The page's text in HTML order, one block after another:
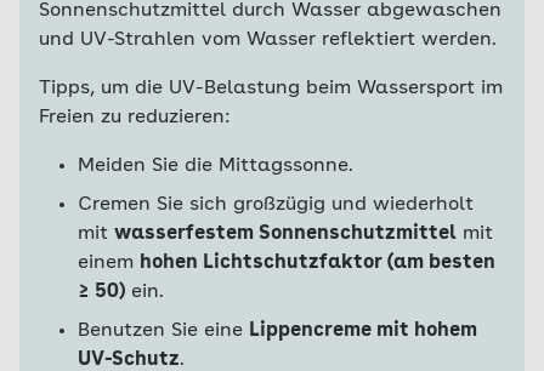
Sonnenschutzmittel durch Wasser abgewaschen
und UV-Strahlen vom Wasser reflektiert werden.
Tipps, um die UV-Belastung beim Wassersport im
Freien zu reduzieren:
Meiden Sie die Mittagssonne.
Cremen Sie sich großzügig und wiederholt
mit wasserfestem Sonnenschutzmittel mit
einem hohen Lichtschutzfaktor (am besten
≥ 50) ein.
Benutzen Sie eine Lippencreme mit hohem
UV-Schutz.